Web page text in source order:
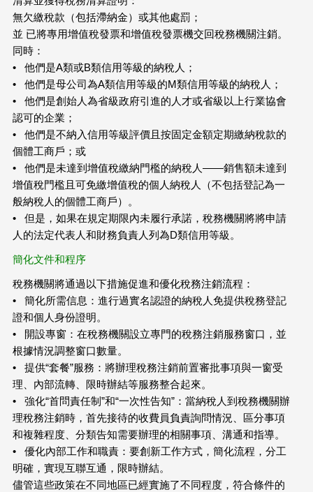
無欠繳稅款（包括滯納金）或其他處罰；
並 已將專用增值稅發票和增值稅發票機交回稅務機關注銷。
同時：
• 他們是A類或B類信用等級的納稅人；
• 他們是母公司為A類信用等級的M類信用等級的納稅人；
• 他們是創始人為省級政府引進的人才或省級以上行業協會
認可的企業；
• 他們是不納入信用等級評價且按固定金額定期繳納稅款的
個體工商戶；或
• 他們是未達到增值稅繳納門檻的納稅人——銷售額未達到
增值稅門檻且可免繳增值稅的個人納稅人（不包括登記為一
般納稅人的個體工商戶）。
• 但是，如果在規定期限內未履行承諾，稅務機關將將申請
人的法定代表人和財務負責人列為D類信用等級。
簡化文件和程序
稅務機關將通過以下措施促進和優化稅務注銷流程：
• 簡化所需信息：進行過實名認證的納稅人免提供稅務登記
證和個人身份證明。
• 開設專窗：在稅務機關設立專門的稅務注銷服務窗口，並
根據情況調整窗口數量。
• 提供“套餐”服務：將辦理稅務注銷前置審批事項與一窗受
理、內部流轉、限時辦結等服務整合起來。
• 強化“首問責任制”和“一次性告知”：當納稅人到稅務機關辦
理稅務注銷時，首先接待的收費員負責詢問情況、區分事項
和複雜程度、分類告知需要辦理的相關事項、溝通和指導。
• 優化內部工作和職責：要創新工作方式，簡化流程，分工
明確，實現互聯互通，限時辦結。
儘管這些政策在不同地區已經實施了不同程度，符合條件的